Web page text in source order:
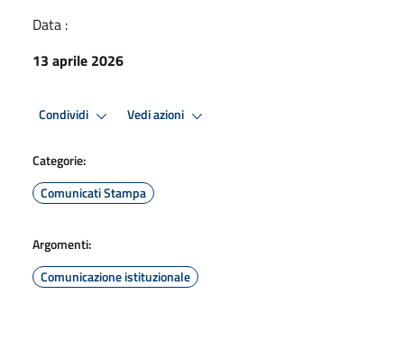
Data :
13 aprile 2026
Condividi Vedi azioni
Categorie:
Comunicati Stampa
Argomenti:
Comunicazione istituzionale